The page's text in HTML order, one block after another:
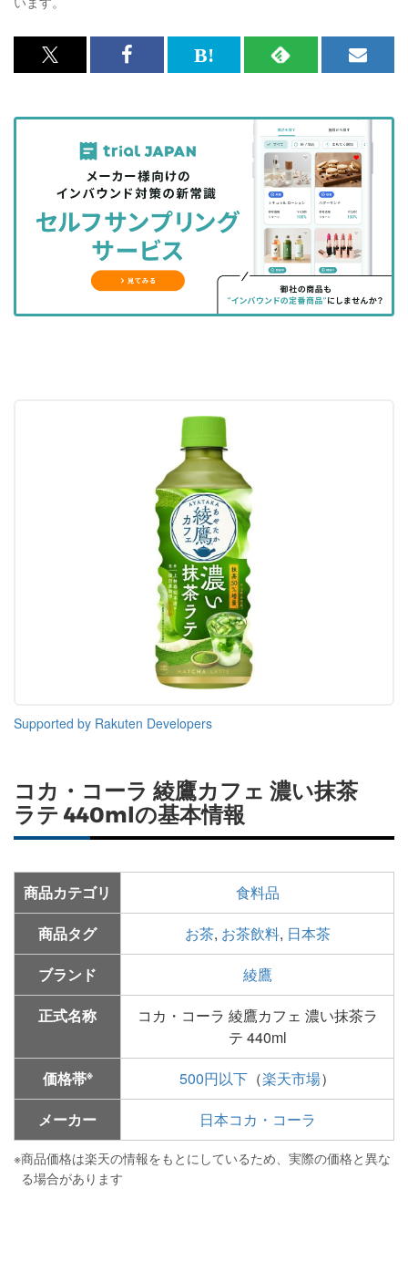
x<br>
記
を
シ
ェ
る
Facebook<br>
記
事
を
シ
ェ
ア
す
る
は
な
ッ
ク
マ
に
RSS
記
事
を
購
読
す
る
メ
マ
ガ
登
録
す
る
Supported by Rakuten Developers
コカ・コーラ 綾鷹カフェ 濃い抹茶
ラテ 440mlの基本情報
商品カテゴリ
食料品
商品タグ
お茶, お茶飲料, 日本茶
ブランド
綾鷹
正式名称
コカ・コーラ 綾鷹カフェ 濃い抹茶ラ
テ 440ml
価格帯※ 500円以下 （楽天市場）
メーカー
日本コカ・コーラ
※商品価格は楽天の情報をもとにしているため、実際の価格と異な
る場合があります